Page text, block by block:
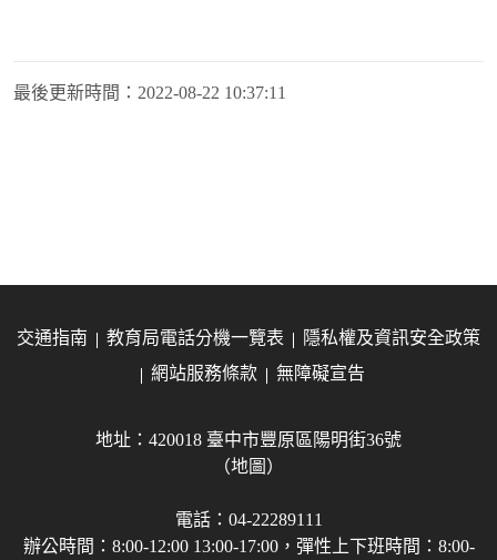
最後更新時間： 2022-08-22 10:37:11
交通指南 教育局電話分機一覽表
隱私權及資訊安全政策
網站服務條款
無障礙宣告
地址：420018 臺中市豐原區陽明街36號
（地圖）
電話：04-22289111
辦公時間：8:00-12:00 13:00-17:00，彈性上下班時間：8:00-